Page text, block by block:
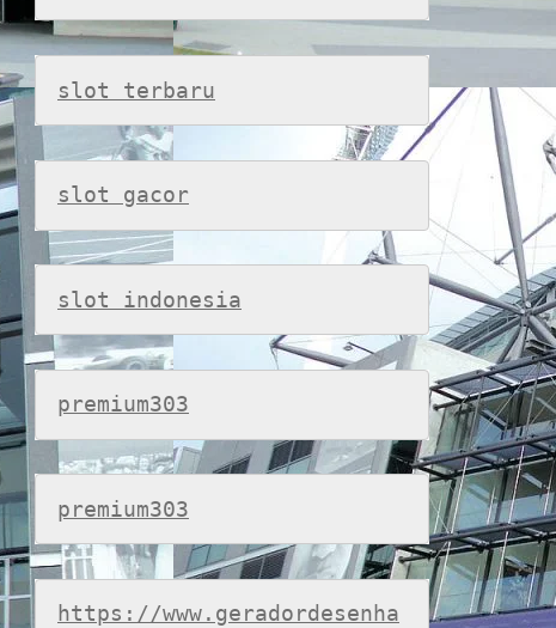
slot terbaru
slot gacor
slot indonesia
premium303
premium303
https://www.geradordesenha